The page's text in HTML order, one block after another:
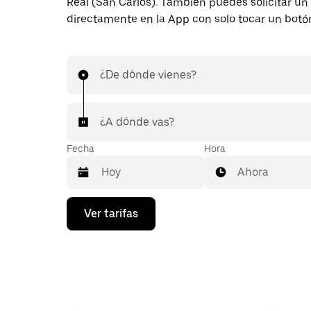
directamente en la App con solo tocar un
¿De dónde vienes?
¿A dónde vas?
Fecha
Presiona
flecha
Hora
Ahora
Ver tarifas